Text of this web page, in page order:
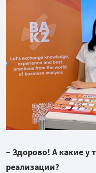
– Здорово! А какие у
реализации?